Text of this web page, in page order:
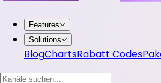
Features
Solutions
BlogChartsRabatt Codes